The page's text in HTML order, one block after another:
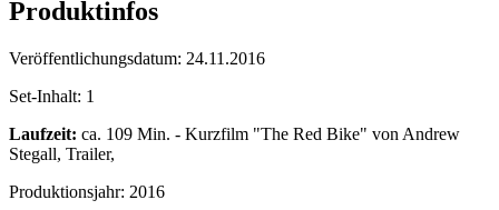
Produktinfos
Veröffentlichungsdatum: 24.11.2016
Set-Inhalt: 1
Laufzeit: ca. 109 Min. - Kurzfilm "The Red Bike" von Andrew
Stegall, Trailer,
Produktionsjahr: 2016